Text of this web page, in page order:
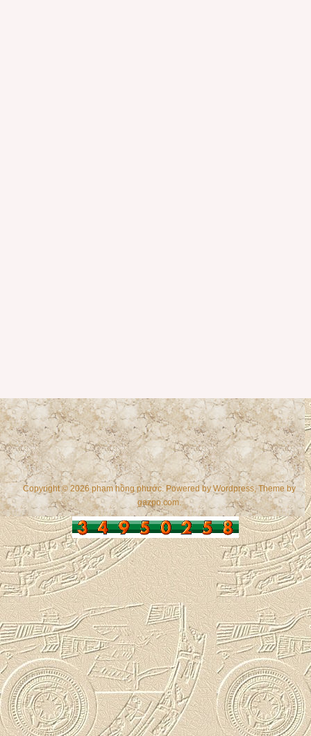
Copyright © 2026 phạm hồng phước. Powered byWordpress, Theme by
gazpo.com.